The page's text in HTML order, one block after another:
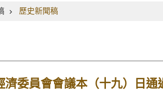
歷史新聞稿
員會會議本（十九）日通